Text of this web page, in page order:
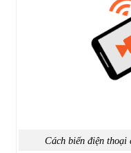
Cách biến điện thoại